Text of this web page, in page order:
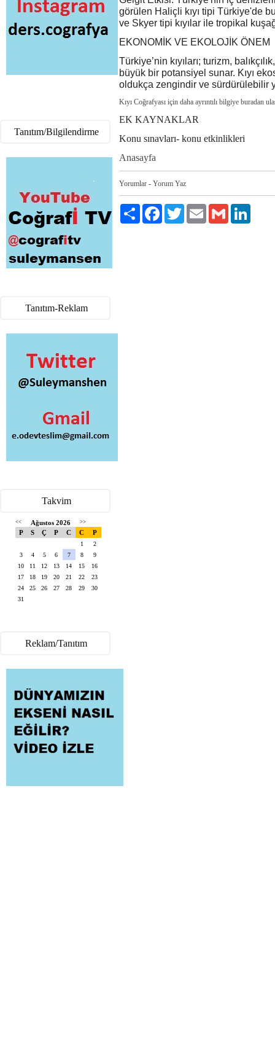
Tanıtım/Bilgilendirme
Tanıtım-Reklam
Takvim
<< Ağustos 2026 >>
P S Ç P C C P
1
2
3
4 5 6 7 8
9
10
11 12 13 14 15
16
17
18 19 20 21 22
23
24
25 26 27 28 29
30
31
Reklam/Tanıtım
görülen Haliçli kıyı tipi Türkiye'de
ve Skyer tipi kıyılar ile tropikal
EKONOMİK VE EKOLOJİK ÖNEM
Türkiye’nin kıyıları; turizm,
büyük bir potansiyel sunar. Kıyı
oldukça zengindir ve sürdürülebilir
Kıyı Coğrafyası için daha ayrıntılı bilgiye buradan
EK KAYNAKLAR
Konu sınavları- konu etkinlikleri
Anasayfa
Yorumlar - Yorum Yaz
Paylaş FacebookTwitter Email Gmail